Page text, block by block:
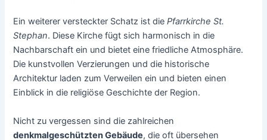
Ein weiterer versteckter Schatz ist diePfarrkirche St.
Stephan. Diese Kirche fügt sich harmonisch in die
Nachbarschaft ein und bietet eine friedliche Atmosphäre.
Die kunstvollen Verzierungen und die historische
Architektur laden zum Verweilen ein und bieten einen
Einblick in die religiöse Geschichte der Region.
Nicht zu vergessen sind die zahlreichen
denkmalgeschützten Gebäude, die oft übersehen